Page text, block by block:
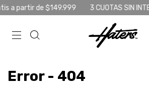
a partir de $149.999 3 CUOTAS SIN
Error - 404